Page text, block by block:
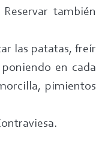
también
las patatas, freír
en cada
pimientos